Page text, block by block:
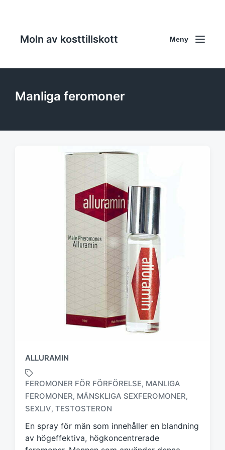
Moln av kosttillskott Meny
Manliga feromoner
ALLURAMIN
M
ä
k
t
FEROMONER FÖR FÖRFÖRELSE, MANLIGA
FEROMONER, MÄNSKLIGA SEXFEROMONER,
SEXLIV, TESTOSTERON
En spray för män som innehåller en blandning
av högeffektiva, högkoncentrerade